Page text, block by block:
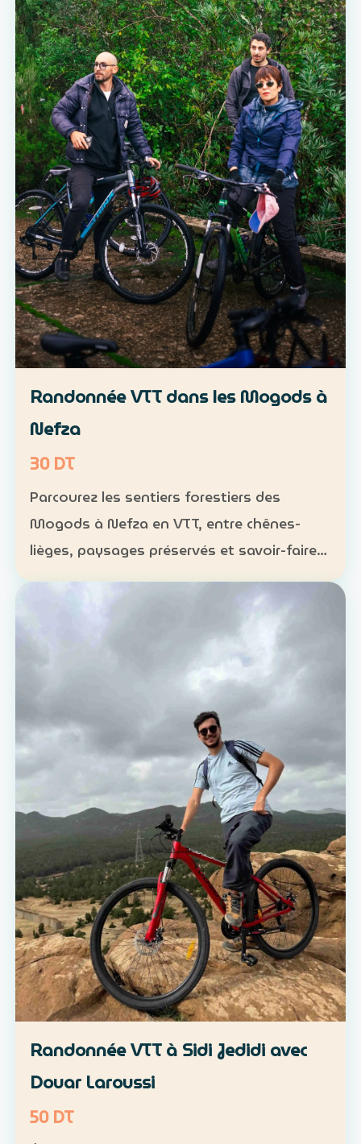
Randonnée VTT dans les Mogods à
Nefza
30 DT
Parcourez les sentiers forestiers des
Mogods à Nefza en VTT, entre chênes-
lièges, paysages préservés et savoir-faire
local. VTT : 1 h à 1 h 30, niveau
intermédiaire — 30 DT par personne
Déjeuner maison : 35 DT par pers…
Randonnée VTT à Sidi Jedidi avec
Douar Laroussi
50 DT